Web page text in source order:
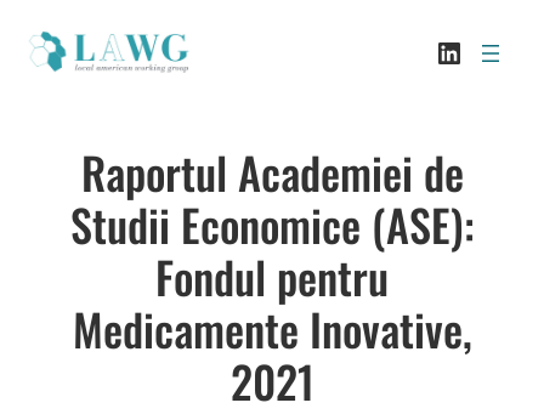
conținut
Raportul Academiei de
Studii Economice (ASE):
Fondul pentru
Medicamente Inovative,
2021